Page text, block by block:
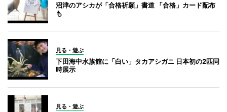
沼津のアシカが「合格祈願」書道 「合格」カード配布
も
見る・遊ぶ
下田海中水族館に「白い」タカアシガニ 日本初の2匹同
時展示
見る・遊ぶ